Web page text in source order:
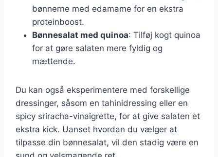
bønnerne med edamame for en ekstra
proteinboost.
Bønnesalat med quinoa: Tilføj kogt quinoa
for at gøre salaten mere fyldig og
mættende.
Du kan også eksperimentere med forskellige
dressinger, såsom en tahinidressing eller en
spicy sriracha-vinaigrette, for at give salaten et
ekstra kick. Uanset hvordan du vælger at
tilpasse din bønnesalat, vil den stadig være en